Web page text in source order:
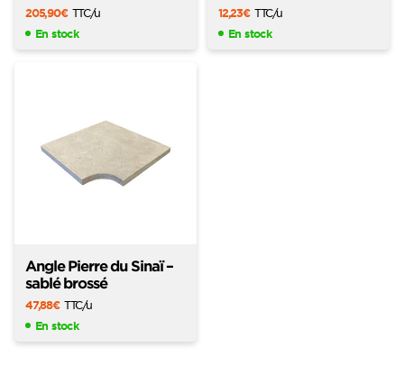
205,90€ TTC/u
En stock
12,23€ TTC/u
En stock
Angle Pierre du Sinaï –
sablé brossé
47,88€ TTC/u
En stock